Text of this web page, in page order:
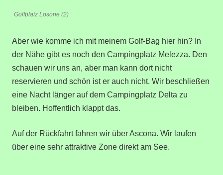
Golfplatz Losone (2)
Aber wie komme ich mit meinem Golf-Bag hier hin? In
der Nähe gibt es noch den Campingplatz Melezza. Den
schauen wir uns an, aber man kann dort nicht
reservieren und schön ist er auch nicht. Wir beschließen
eine Nacht länger auf dem Campingplatz Delta zu
bleiben. Hoffentlich klappt das.
Auf der Rückfahrt fahren wir über Ascona. Wir laufen
über eine sehr attraktive Zone direkt am See.